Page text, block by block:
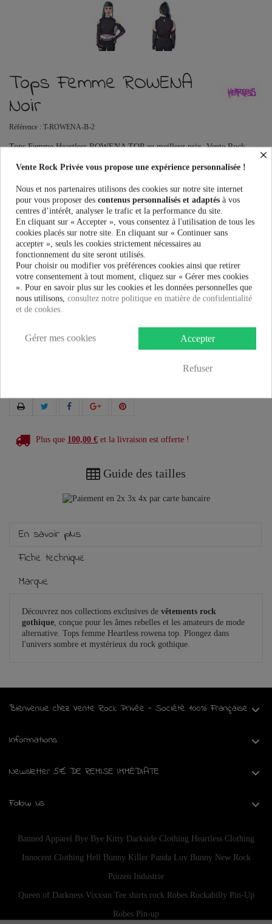
Tops Femme ROWENA
Noir
Référence : T-ROWENA-B-2
Tops Femme Heartless ROWENA TOP au meilleur prix. Vente Rock
Glamour, Gothique, Punk, Lolita, Kawaii et bien plus encore...
Ce produit n'est plus en stock
PRÉVENEZ-MOI LORSQUE LE PRODUIT EST DISPONIBLE
Taille:
Couleur:
Plus que 100,00 € et la livraison est offerte !
Guide des tailles
En savoir plus
Fiche technique
Marque
Découvrez nos collections exclusives de vêtements rock
gothique, conçue pour les âmes rebelles et les amateurs de mode
alternative. Tops femme Heartless rowena top. Plongez dans
l'univers sombre et mystérieux du rock gothique.
Bienvenue chez Vente Rock Privée - Société 100% Française
Informations
Newsletter 5€ DE REMISE IMMÉDIATE
Follow us
Banned Apparel Bye Bye Kitty Darkside Clothing Heartless Clothing
Innocent Clothing Hell Bunny Killer Panda Luv Bunny New Rock
Poizen Industrie
Queen of Darkness Vixxsin Tee shirts rock Robes Rockabilly Pin-Up
Robes Pin-up
×
Vente Rock Privée vous propose une expérience personnalisée !
Nous et nos partenaires utilisons des cookies sur notre site internet
pour vous proposer des contenus personnalisés et adaptés à vos
centres d’intérêt, analyser le trafic et la performance du site.
En cliquant sur « Accepter », vous consentez à l'utilisation de tous les
cookies placés sur notre site. En cliquant sur « Continuer sans
accepter », seuls les cookies strictement nécessaires au
fonctionnement du site seront utilisés.
Pour choisir ou modifier vos préférences cookies ainsi que retirer
votre consentement à tout moment, cliquez sur « Gérer mes cookies
». Pour en savoir plus sur les cookies et les données personnelles que
nous utilisons, consultez notre politique en matière de confidentialité
et de cookies.
Accepter
Refuser
Gérer mes cookies